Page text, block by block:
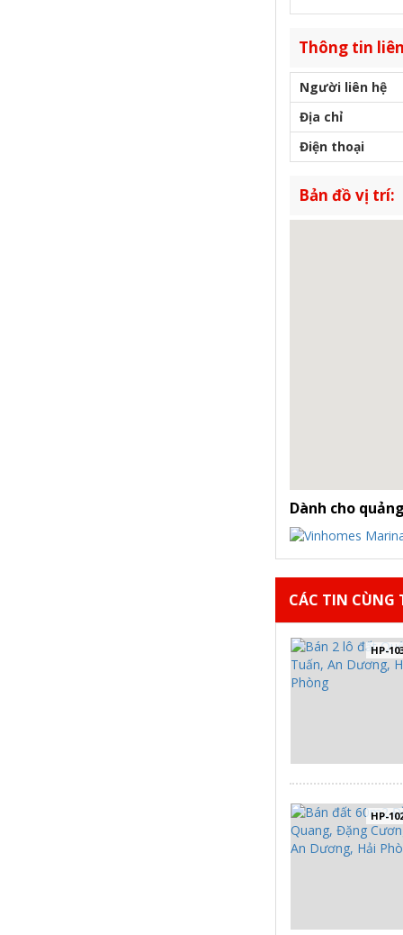
Thông tin
Người liên hệ
Địa chỉ
Điện thoại
Bản đồ vị trí:
Dành cho
CÁC TIN CÙNG
HP-
HP-